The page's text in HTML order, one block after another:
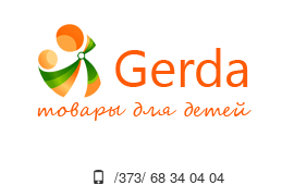
conţinutul
principal
/373/ 68 34 04 04